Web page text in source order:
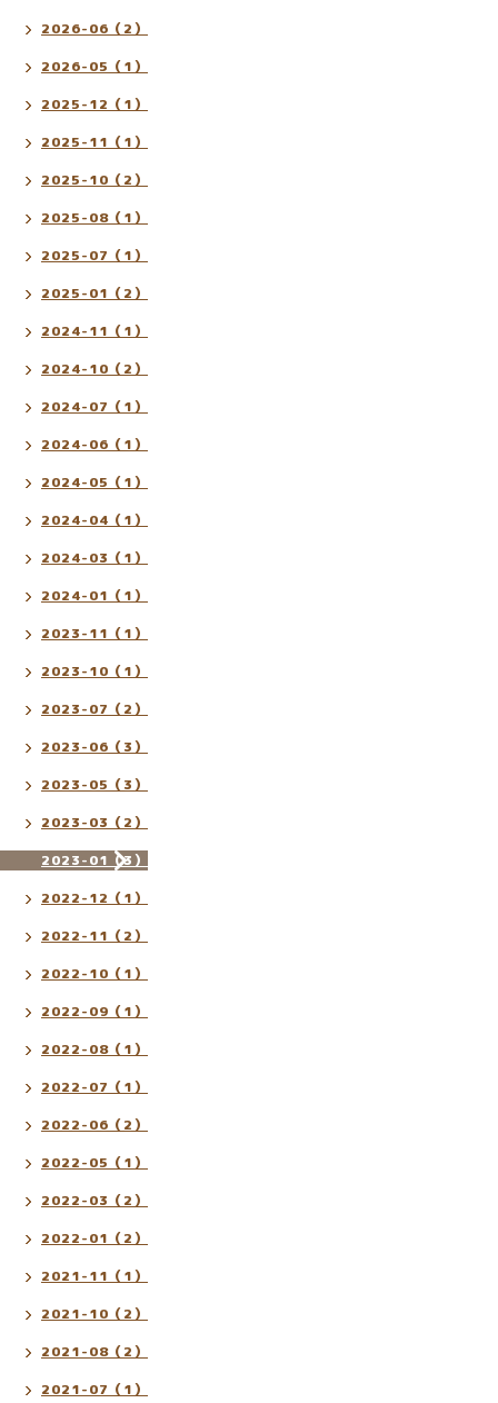
2026-06（2）
2026-05（1）
2025-12（1）
2025-11（1）
2025-10（2）
2025-08（1）
2025-07（1）
2025-01（2）
2024-11（1）
2024-10（2）
2024-07（1）
2024-06（1）
2024-05（1）
2024-04（1）
2024-03（1）
2024-01（1）
2023-11（1）
2023-10（1）
2023-07（2）
2023-06（3）
2023-05（3）
2023-03（2）
2023-01（3）
2022-12（1）
2022-11（2）
2022-10（1）
2022-09（1）
2022-08（1）
2022-07（1）
2022-06（2）
2022-05（1）
2022-03（2）
2022-01（2）
2021-11（1）
2021-10（2）
2021-08（2）
2021-07（1）